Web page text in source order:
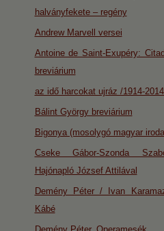
halványfekete – regény
Andrew Marvell versei
Antoine de Saint-Exupéry:
breviárium
az idő harcokat ujráz /1914-
Bálint György breviárium
Bigonya (mosolygó magyar
Cseke Gábor-Szonda
Hajónapló József Attilával
Demény Péter / Ivan
Kábé